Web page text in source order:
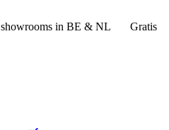
in BE & NL
Gratis